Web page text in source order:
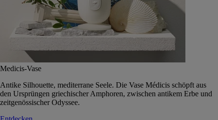
Medicis-Vase
Antike Silhouette, mediterrane Seele. Die Vase Médicis schöpft aus
den Ursprüngen griechischer Amphoren, zwischen antikem Erbe und
zeitgenössischer Odyssee.